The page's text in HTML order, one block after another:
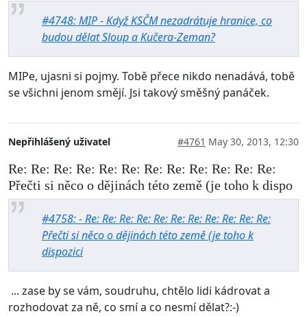
#4748: MIP - Když KSČM nezadrátuje hranice, co
budou dělat Sloup a Kučera-Zeman?
MIPe, ujasni si pojmy. Tobě přece nikdo nenadává, tobě
se všichni jenom smějí. Jsi takový směšný panáček.
Nepřihlášený uživatel #4761 May 30, 2013, 12:30
Re: Re: Re: Re: Re: Re: Re: Re: Re: Re: Re: Re:
Přečti si něco o dějinách této země (je toho k dispo
#4758: - Re: Re: Re: Re: Re: Re: Re: Re: Re: Re: Re:
Přečti si něco o dějinách této země (je toho k
dispozici
... zase by se vám, soudruhu, chtělo lidi kádrovat a
rozhodovat za ně, co smí a co nesmí dělat?:-)